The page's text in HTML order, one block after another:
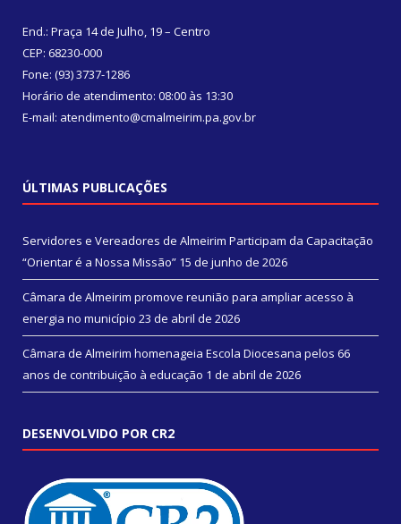
End.: Praça 14 de Julho, 19 – Centro
CEP: 68230-000
Fone: (93) 3737-1286
Horário de atendimento: 08:00 às 13:30
E-mail: atendimento@cmalmeirim.pa.gov.br
ÚLTIMAS PUBLICAÇÕES
Servidores e Vereadores de Almeirim Participam da Capacitação
“Orientar é a Nossa Missão” 15 de junho de 2026
Câmara de Almeirim promove reunião para ampliar acesso à
energia no município 23 de abril de 2026
Câmara de Almeirim homenageia Escola Diocesana pelos 66
anos de contribuição à educação 1 de abril de 2026
DESENVOLVIDO POR CR2